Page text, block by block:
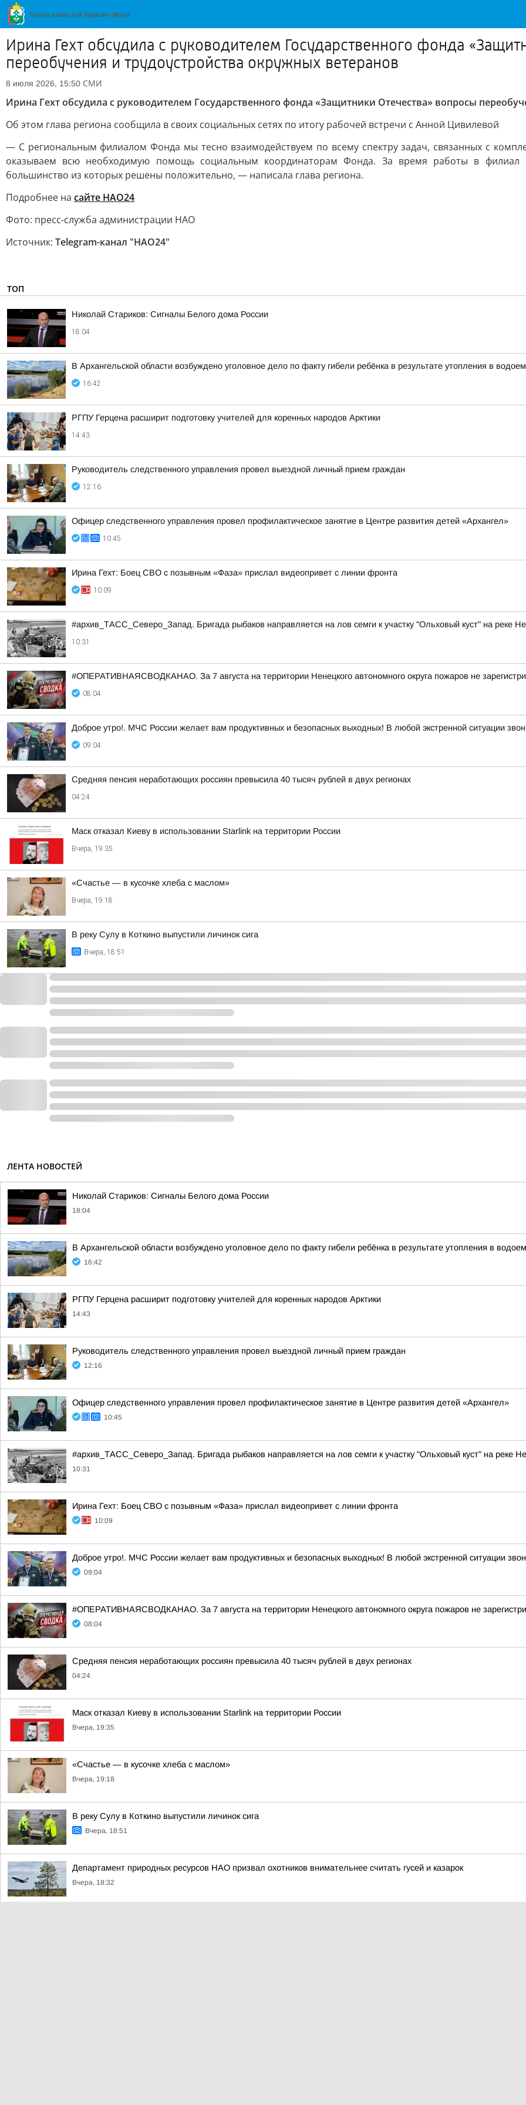
Ирина Гехт обсудила с руководителем Государственного фонда
переобучения и трудоустройства окружных ветеранов
8 июля 2026, 15:50 СМИ
Ирина Гехт обсудила с руководителем Государственного фонда «Защитники Отечества» вопросы
Об этом глава региона сообщила в своих социальных сетях по итогу рабочей встречи с Анной Цивилевой
— С региональным филиалом Фонда мы тесно взаимодействуем по всему спектру задач, связанных с
оказываем всю необходимую помощь социальным координаторам Фонда. За время работы в филиал
большинство из которых решены положительно, — написала глава региона.
Подробнее на сайте НАО24
Фото: пресс-служба администрации НАО
Источник: Telegram-канал "НAO24"
ТОП
Николай Стариков: Сигналы Белого дома России
18:04
В Архангельской области возбуждено уголовное дело по факту гибели ребёнка в результате утопления в
16:42
РГПУ Герцена расширит подготовку учителей для коренных народов Арктики
14:43
Руководитель следственного управления провел выездной личный прием граждан
12:16
Офицер следственного управления провел профилактическое занятие в Центре развития детей «Архангел»
10:45
Ирина Гехт: Боец СВО с позывным «Фаза» прислал видеопривет с линии фронта
10:09
#архив_ТАСС_Северо_Запад. Бригада рыбаков направляется на лов семги к участку "Ольховый куст" на реке
10:31
#ОПЕРАТИВНАЯСВОДКАНАО. За 7 августа на территории Ненецкого автономного округа пожаров не
08:04
Доброе утро!. МЧС России желает вам продуктивных и безопасных выходных! В любой экстренной ситуации
09:04
Средняя пенсия неработающих россиян превысила 40 тысяч рублей в двух регионах
04:24
Маск отказал Киеву в использовании Starlink на территории России
Вчера, 19:35
«Счастье — в кусочке хлеба с маслом»
Вчера, 19:18
В реку Сулу в Коткино выпустили личинок сига
Вчера, 18:51
ЛЕНТА НОВОСТЕЙ
Николай Стариков: Сигналы Белого дома России
18:04
В Архангельской области возбуждено уголовное дело по факту гибели ребёнка в результате утопления в
16:42
РГПУ Герцена расширит подготовку учителей для коренных народов Арктики
14:43
Руководитель следственного управления провел выездной личный прием граждан
12:16
Офицер следственного управления провел профилактическое занятие в Центре развития детей «Архангел»
10:45
#архив_ТАСС_Северо_Запад. Бригада рыбаков направляется на лов семги к участку "Ольховый куст" на реке
10:31
Ирина Гехт: Боец СВО с позывным «Фаза» прислал видеопривет с линии фронта
10:09
Доброе утро!. МЧС России желает вам продуктивных и безопасных выходных! В любой экстренной ситуации
09:04
#ОПЕРАТИВНАЯСВОДКАНАО. За 7 августа на территории Ненецкого автономного округа пожаров не
08:04
Средняя пенсия неработающих россиян превысила 40 тысяч рублей в двух регионах
04:24
Маск отказал Киеву в использовании Starlink на территории России
Вчера, 19:35
«Счастье — в кусочке хлеба с маслом»
Вчера, 19:18
В реку Сулу в Коткино выпустили личинок сига
Вчера, 18:51
Департамент природных ресурсов НАО призвал охотников внимательнее считать гусей и казарок
Вчера, 18:32